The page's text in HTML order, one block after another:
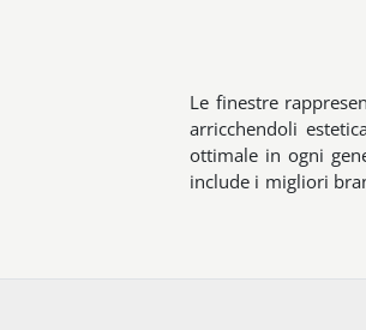
Le finestre
arricchendoli
ottimale in ogni
include i migliori